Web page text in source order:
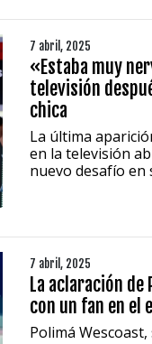
7 abril, 2025
«Estaba muy
televisión
chica
La última
en la televisión
nuevo desafío en
7 abril, 2025
La aclaración
con un fan en el
Polimá